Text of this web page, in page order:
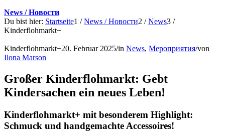
News / Новости
Du bist hier: Startseite1 / News / Новости2 / News3 /
Kinderflohmarkt+
Kinderflohmarkt+20. Februar 2025/in News, Мероприятия/von
Ilona Marson
Großer Kinderflohmarkt: Gebt
Kindersachen ein neues Leben!
Kinderflohmarkt+ mit besonderem Highlight:
Schmuck und handgemachte Accessoires!